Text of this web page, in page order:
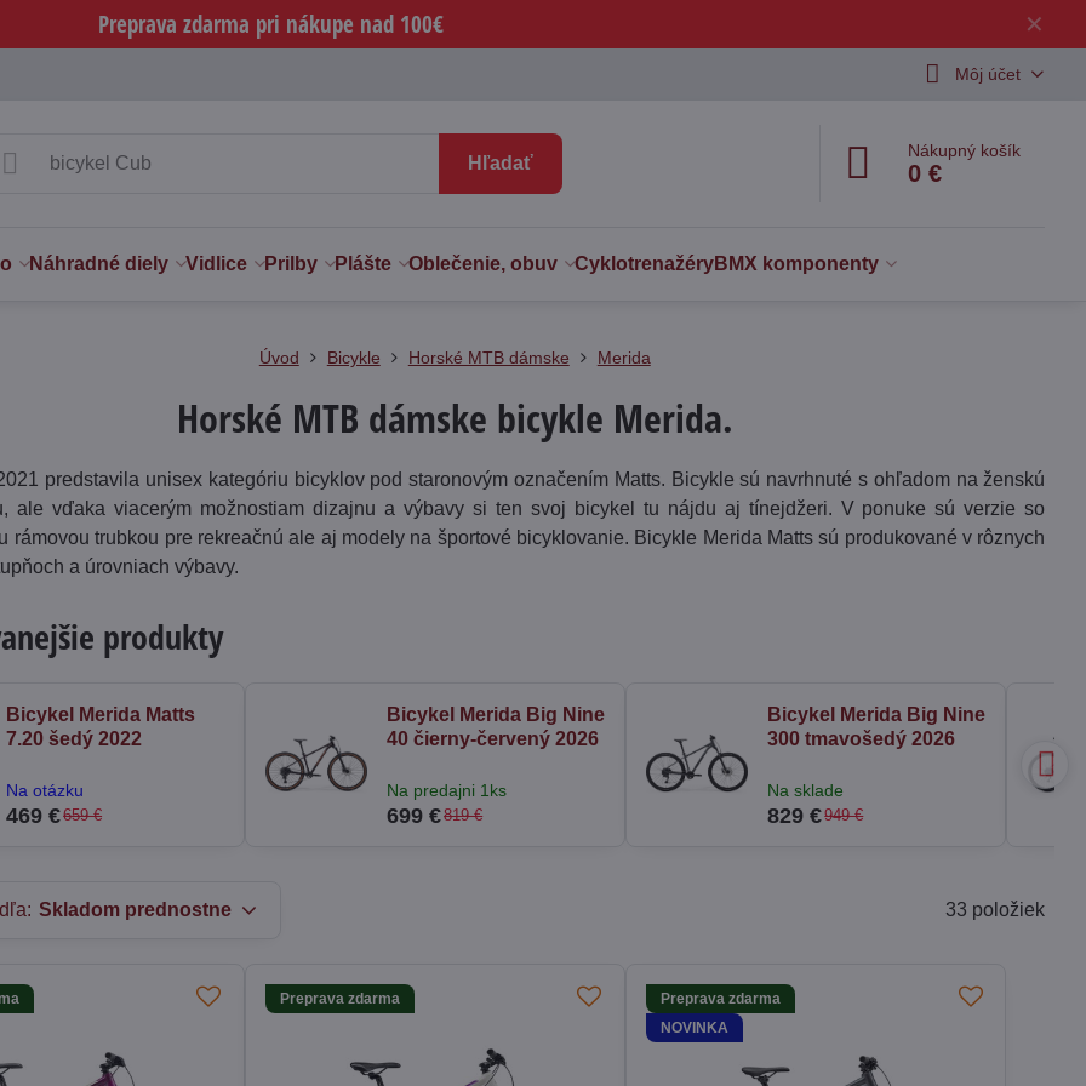
✕
Preprava zdarma pri nákupe nad 100€
Môj účet
Hľadať
Nákupný košík
0 €
Náhradné diely Vidlice Prilby Plášte Oblečenie, obuv CyklotrenažéryBMX komponenty
Úvod Bicykle Horské MTB dámske Merida
Horské MTB dámske bicykle Merida.
predstavila unisex kategóriu bicyklov pod staronovým označením Matts. Bicykle sú navrhnuté s ohľadom na ženskú
ale vďaka viacerým možnostiam dizajnu a výbavy si ten svoj bicykel tu nájdu aj tínejdžeri. V ponuke sú verzie so
rámovou trubkou pre rekreačnú ale aj modely na športové bicyklovanie. Bicykle Merida Matts sú produkované v rôznych
a úrovniach výbavy.
produkty
Bicykel Merida Matts
7.20 šedý 2022
Na otázku
469 €659 €
Bicykel Merida Big Nine
40 čierny-červený 2026
Na predajni 1ks
699 €819 €
Bicykel Merida Big Nine
300 tmavošedý 2026
Na sklade
829 €949 €
Skladom prednostne 33 položiek
Preprava zdarma
Preprava zdarma
NOVINKA